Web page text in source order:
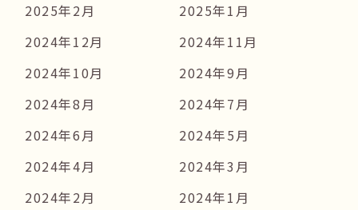
2025年2月
2025年1月
2024年12月
2024年11月
2024年10月
2024年9月
2024年8月
2024年7月
2024年6月
2024年5月
2024年4月
2024年3月
2024年2月
2024年1月